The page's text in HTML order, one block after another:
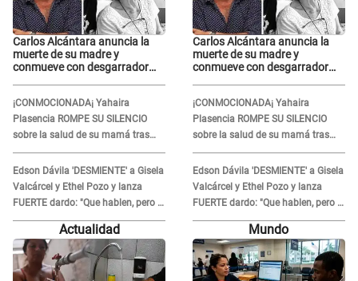
Carlos Alcántara anuncia la
muerte de su madre y
conmueve con desgarrador
¡CONMOCIONADA¡ Yahaira
Plasencia ROMPE SU SILENCIO
sobre la salud de su mamá tras
APARECER en centro oncológico:
“La oración tiene poder”
Edson Dávila 'DESMIENTE' a Gisela
Valcárcel y Ethel Pozo y lanza
FUERTE dardo: "Que hablen, pero la
verdad siempre se sabe"
Carlos Alcántara anuncia la
muerte de su madre y
conmueve con desgarrador
¡CONMOCIONADA¡ Yahaira
Plasencia ROMPE SU SILENCIO
sobre la salud de su mamá tras
APARECER en centro oncológico:
“La oración tiene poder”
Edson Dávila 'DESMIENTE' a Gisela
Valcárcel y Ethel Pozo y lanza
FUERTE dardo: "Que hablen, pero la
verdad siempre se sabe"
Actualidad Mundo